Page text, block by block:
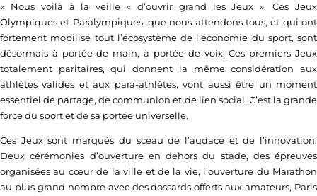
« Nous voilà à la veille « d’ouvrir grand les Jeux ». Ces Jeux
Olympiques et Paralympiques, que nous attendons tous, et qui ont
fortement mobilisé tout l’écosystème de l’économie du sport, sont
désormais à portée de main, à portée de voix. Ces premiers Jeux
totalement paritaires, qui donnent la même considération aux
athlètes valides et aux para-athlètes, vont aussi être un moment
essentiel de partage, de communion et de lien social. C’est la grande
force du sport et de sa portée universelle.
Ces Jeux sont marqués du sceau de l’audace et de l’innovation.
Deux cérémonies d’ouverture en dehors du stade, des épreuves
organisées au cœur de la ville et de la vie, l’ouverture du Marathon
au plus grand nombre avec des dossards offerts aux amateurs, Paris